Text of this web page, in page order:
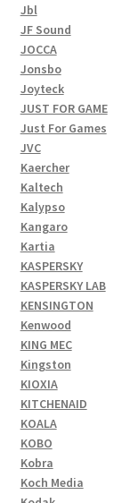
Jbl
JF Sound
JOCCA
Jonsbo
Joyteck
JUST FOR GAME
Just For Games
JVC
Kaercher
Kaltech
Kalypso
Kangaro
Kartia
KASPERSKY
KASPERSKY LAB
KENSINGTON
Kenwood
KING MEC
Kingston
KIOXIA
KITCHENAID
KOALA
KOBO
Kobra
Koch Media